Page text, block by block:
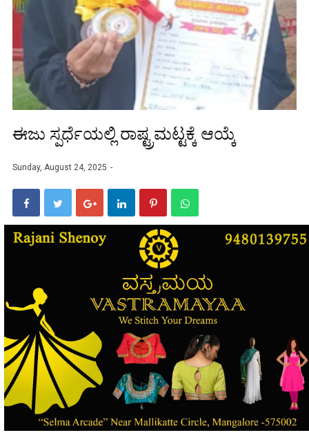
ಈಜು ಸ್ಪರ್ಧೆಯಲ್ಲಿ ರಾಷ್ಟ್ರಮಟ್ಟಕ್ಕೆ ಆಯ್ಕೆ
Sunday, August 24, 2025